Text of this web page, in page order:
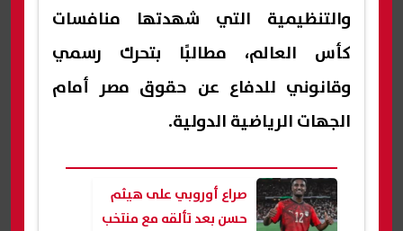
والتنظيمية التي شهدتها منافسات
كأس العالم، مطالبًا بتحرك رسمي
وقانوني للدفاع عن حقوق مصر أمام
الجهات الرياضية الدولية.
صراع أوروبي على هيثم
حسن بعد تألقه مع منتخب